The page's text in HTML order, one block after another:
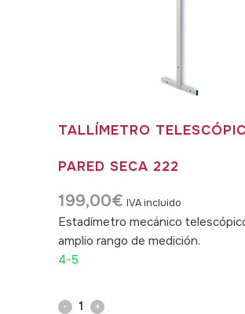
TALLÍMETRO
PARED SECA 222
199,00€ IVA incluido
Estadímetro mecánico
amplio rango de medición.
4-5
Tallímetro